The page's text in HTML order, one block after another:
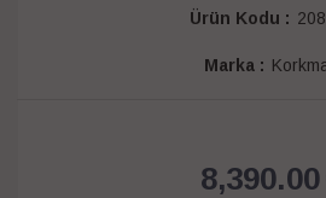
Ürün Kodu :
Marka :
8,390.00